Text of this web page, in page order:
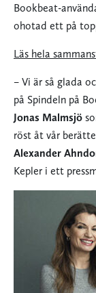
Bookbeat-
ohotad ett på
Läs hela
– Vi är så glada
på Spindeln på
Jonas Malmsjö
röst åt vår
Alexander
Kepler i ett